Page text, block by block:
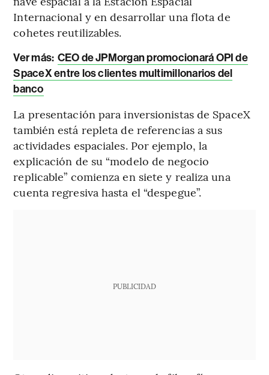
Internacional y en desarrollar una flota de
cohetes reutilizables.
Ver más: CEO de JPMorgan promocionará OPI de
SpaceX entre los clientes multimillonarios del
banco
La presentación para inversionistas de SpaceX
también está repleta de referencias a sus
actividades espaciales. Por ejemplo, la
explicación de su “modelo de negocio
replicable” comienza en siete y realiza una
cuenta regresiva hasta el “despegue”.
PUBLICIDAD